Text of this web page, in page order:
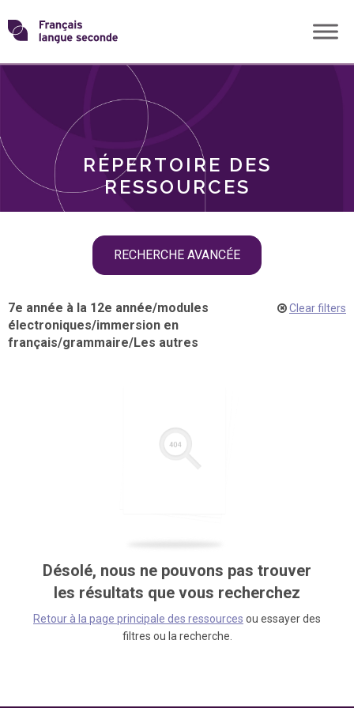
Skip
toTransformons
langue
RÉPERTOIRE DES
RESSOURCES
RECHERCHE AVANCÉE
THÈMES
7e année à la 12e année/modules
électroniques/immersion en
français/grammaire/Les autres
Clear filters
Désolé, nous ne pouvons pas trouver
les résultats que vous recherchez
Retour à la page principale des ressources ou essayer des
filtres ou la recherche.